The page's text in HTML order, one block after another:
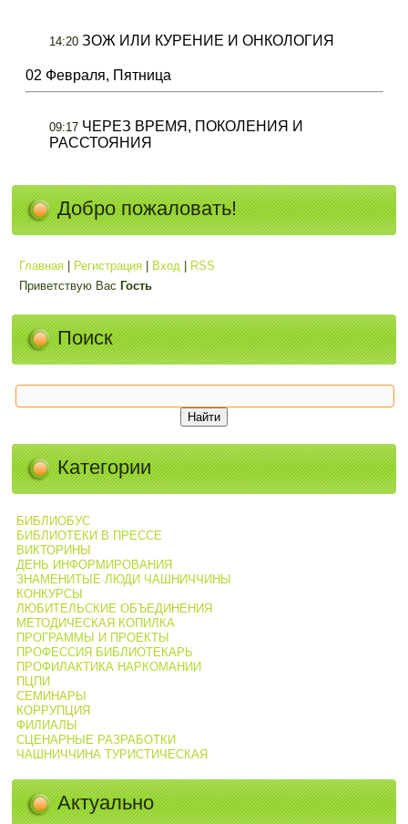
14:20 ЗОЖ ИЛИ КУРЕНИЕ И ОНКОЛОГИЯ
02 Февраля, Пятница
09:17 ЧЕРЕЗ ВРЕМЯ, ПОКОЛЕНИЯ И
РАССТОЯНИЯ
Добро пожаловать!
Главная Регистрация Вход
RSS
Приветствую Вас Гость
Поиск
Категории
БИБЛИОБУС
БИБЛИОТЕКИ В ПРЕССЕ
ВИКТОРИНЫ
ДЕНЬ ИНФОРМИРОВАНИЯ
ЗНАМЕНИТЫЕ ЛЮДИ ЧАШНИЧЧИНЫ
КОНКУРСЫ
ЛЮБИТЕЛЬСКИЕ ОБЪЕДИНЕНИЯ
МЕТОДИЧЕСКАЯ КОПИЛКА
ПРОГРАММЫ И ПРОЕКТЫ
ПРОФЕССИЯ БИБЛИОТЕКАРЬ
ПРОФИЛАКТИКА НАРКОМАНИИ
ПЦПИ
СЕМИНАРЫ
КОРРУПЦИЯ
ФИЛИАЛЫ
СЦЕНАРНЫЕ РАЗРАБОТКИ
ЧАШНИЧЧИНА ТУРИСТИЧЕСКАЯ
Актуально